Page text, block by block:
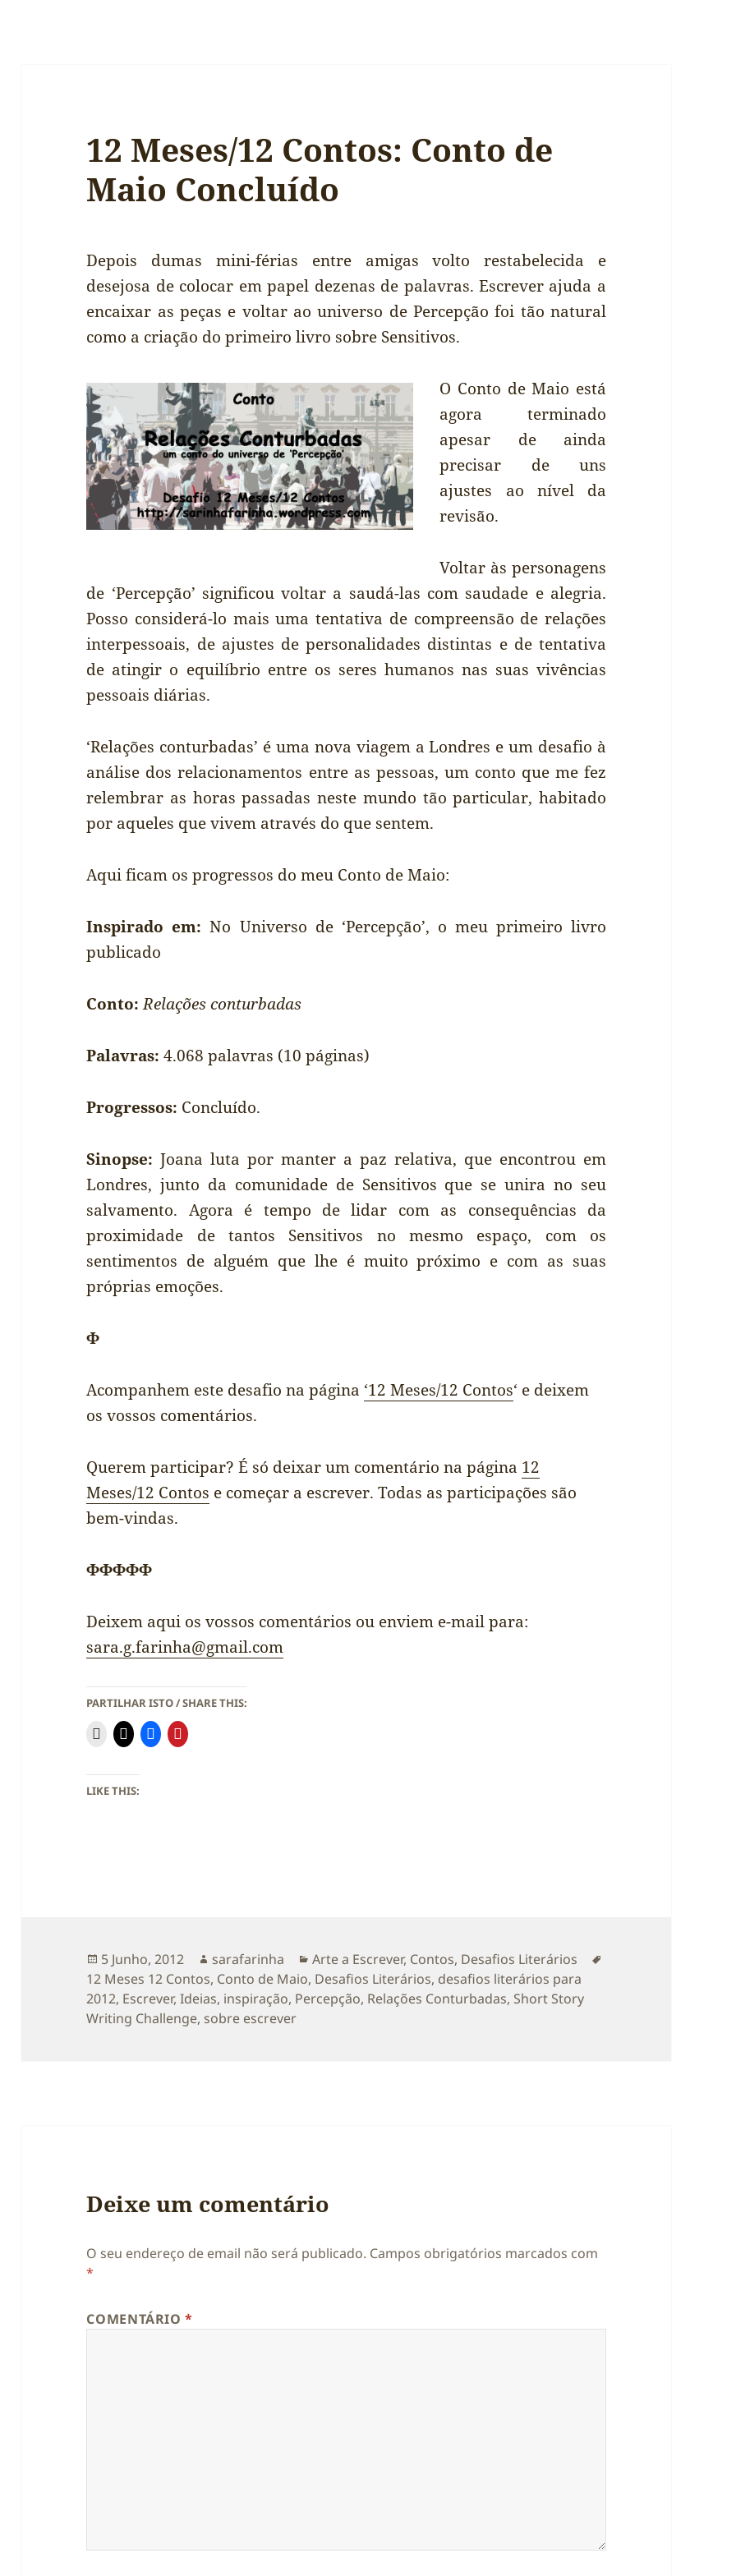
12 Meses/12 Contos: Conto de
Maio Concluído
Depois dumas mini-férias entre amigas volto restabelecida e
desejosa de colocar em papel dezenas de palavras. Escrever ajuda a
encaixar as peças e voltar ao universo de Percepção foi tão natural
como a criação do primeiro livro sobre Sensitivos.
O Conto de Maio está
agora terminado
apesar de ainda
precisar de uns
ajustes ao nível da
revisão.
Voltar às personagens
de ‘Percepção’ significou voltar a saudá-las com saudade e alegria.
Posso considerá-lo mais uma tentativa de compreensão de relações
interpessoais, de ajustes de personalidades distintas e de tentativa
de atingir o equilíbrio entre os seres humanos nas suas vivências
pessoais diárias.
‘Relações conturbadas’ é uma nova viagem a Londres e um desafio à
análise dos relacionamentos entre as pessoas, um conto que me fez
relembrar as horas passadas neste mundo tão particular, habitado
por aqueles que vivem através do que sentem.
Aqui ficam os progressos do meu Conto de Maio:
Inspirado em: No Universo de ‘Percepção’, o meu primeiro livro
publicado
Conto: Relações conturbadas
Palavras: 4.068 palavras (10 páginas)
Progressos: Concluído.
Sinopse: Joana luta por manter a paz relativa, que encontrou em
Londres, junto da comunidade de Sensitivos que se unira no seu
salvamento. Agora é tempo de lidar com as consequências da
proximidade de tantos Sensitivos no mesmo espaço, com os
sentimentos de alguém que lhe é muito próximo e com as suas
próprias emoções.
Φ
Acompanhem este desafio na página ‘12 Meses/12 Contos‘ e deixem
os vossos comentários.
Querem participar? É só deixar um comentário na página 12
Meses/12 Contos e começar a escrever. Todas as participações são
bem-vindas.
ΦΦΦΦΦ
Deixem aqui os vossos comentários ou enviem e-mail para:
sara.g.farinha@gmail.com
PARTILHAR ISTO / SHARE THIS:
LIKE THIS:
Publicado
a
5 Junho, 2012 Autor
sarafarinha Categorias
Arte a Escrever, Contos, Desafios Literários
12 Meses 12 Contos, Conto de Maio, Desafios Literários, desafios literários para
2012, Escrever,Ideias, inspiração, Percepção, Relações Conturbadas, Short Story
Writing Challenge, sobre escrever
Deixe um comentário
O seu endereço de email não será publicado. Campos obrigatórios marcados com
*
COMENTÁRIO*